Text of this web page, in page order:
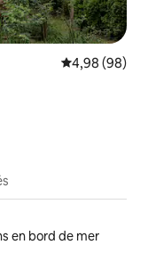
Évaluation
4,98 (98)
en bord de mer